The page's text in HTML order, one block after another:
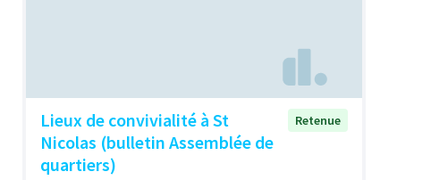
Lieux de convivialité à St
Nicolas (bulletin Assemblée de
quartiers)
Retenue